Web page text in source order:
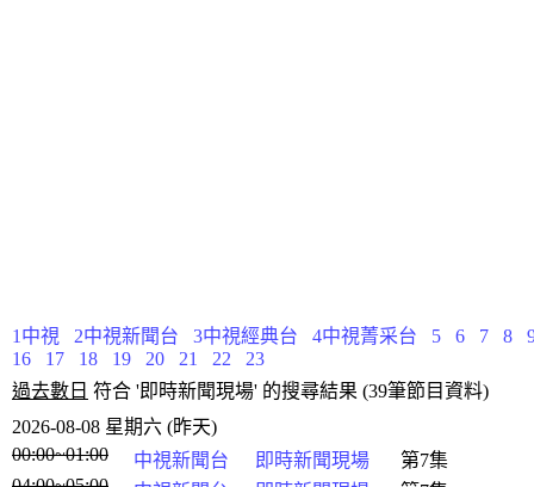
1中視 2中視新聞台 3中視經典台 4中視菁采台 5 6 7 8
16
17 18 19 20 21 22
23
過去數日 符合 '即時新聞現場' 的搜尋結果 (39筆節目資料)
2026-08-08 星期六 (昨天)
00:00~01:00
中視新聞台 即時新聞現場
第7集